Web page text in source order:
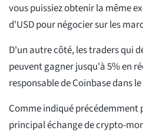
vous puissiez obtenir la même
d'USD pour négocier sur les
D'un autre côté, les traders qui
peuvent gagner jusqu'à 5% en
responsable de Coinbase dans
Comme indiqué précédemment
principal échange de crypto-